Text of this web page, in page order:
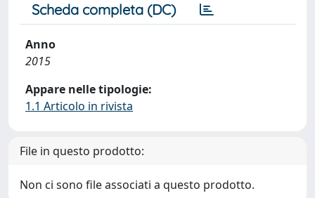
Scheda completa (DC)
Anno
2015
Appare nelle tipologie:
1.1 Articolo in rivista
File in questo prodotto:
Non ci sono file associati a questo prodotto.